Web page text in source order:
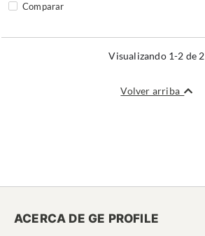
Comparar
Visualizando 1-2 de 2
Volver arriba
ACERCA DE GE PROFILE